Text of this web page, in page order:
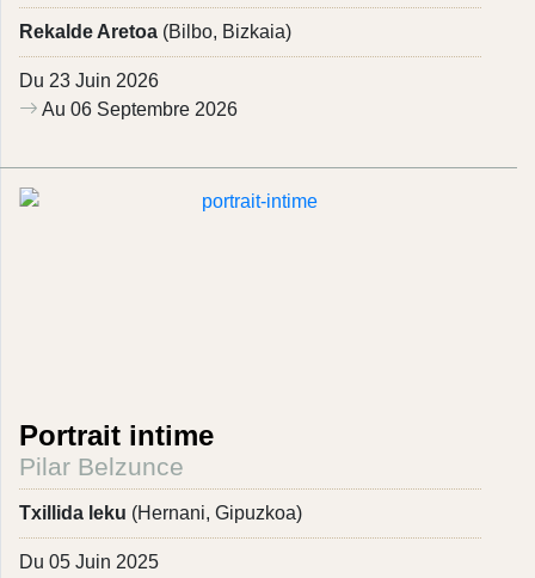
Rekalde Aretoa (Bilbo, Bizkaia)
Du 23 Juin 2026
Au 06 Septembre 2026
Portrait intime
Pilar Belzunce
Txillida leku (Hernani, Gipuzkoa)
Du 05 Juin 2025